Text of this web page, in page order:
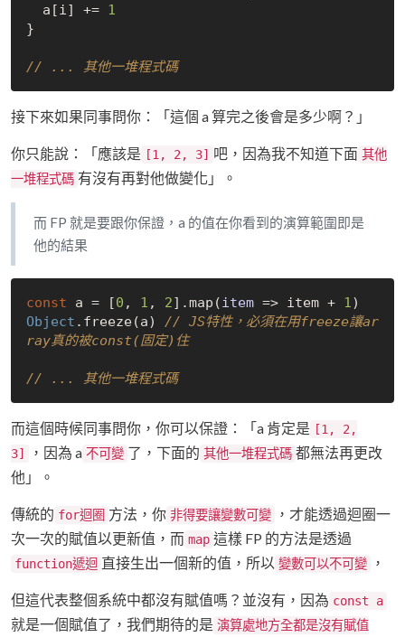
  a[i] +=
1
}
// ... 其他一堆程式碼
接下來如果同事問你：「這個 a 算完之後會是多少啊？」
你只能說：「應該是 [1, 2, 3] 吧，因為我不知道下面 其他
一堆程式碼 有沒有再對他做變化」。
而 FP 就是要跟你保證，a 的值在你看到的演算範圍即是
他的結果
const a = [0 , 1 , 2].map(item => item + 1
Object .freeze(a) // JS特性，必須在用freeze讓ar
ray真的被const(固定)住
// ... 其他一堆程式碼
而這個時候同事問你，你可以保證：「a 肯定是 [1, 2,
3]
，因為 a 不可變 了，下面的 其他一堆程式碼 都無法再更改
他」。
傳統的 for迴圈 方法，你 非得要讓變數可變
，才能透過迴圈一
次一次的賦值以更新值，而 map 這樣 FP 的方法是透過
function遞迴 直接生出一個新的值，所以 變數可以不可變 ，
但這代表整個系統中都沒有賦值嗎？並沒有，因為 const a
就是一個賦值了，我們期待的是 演算處地方全都是沒有賦值